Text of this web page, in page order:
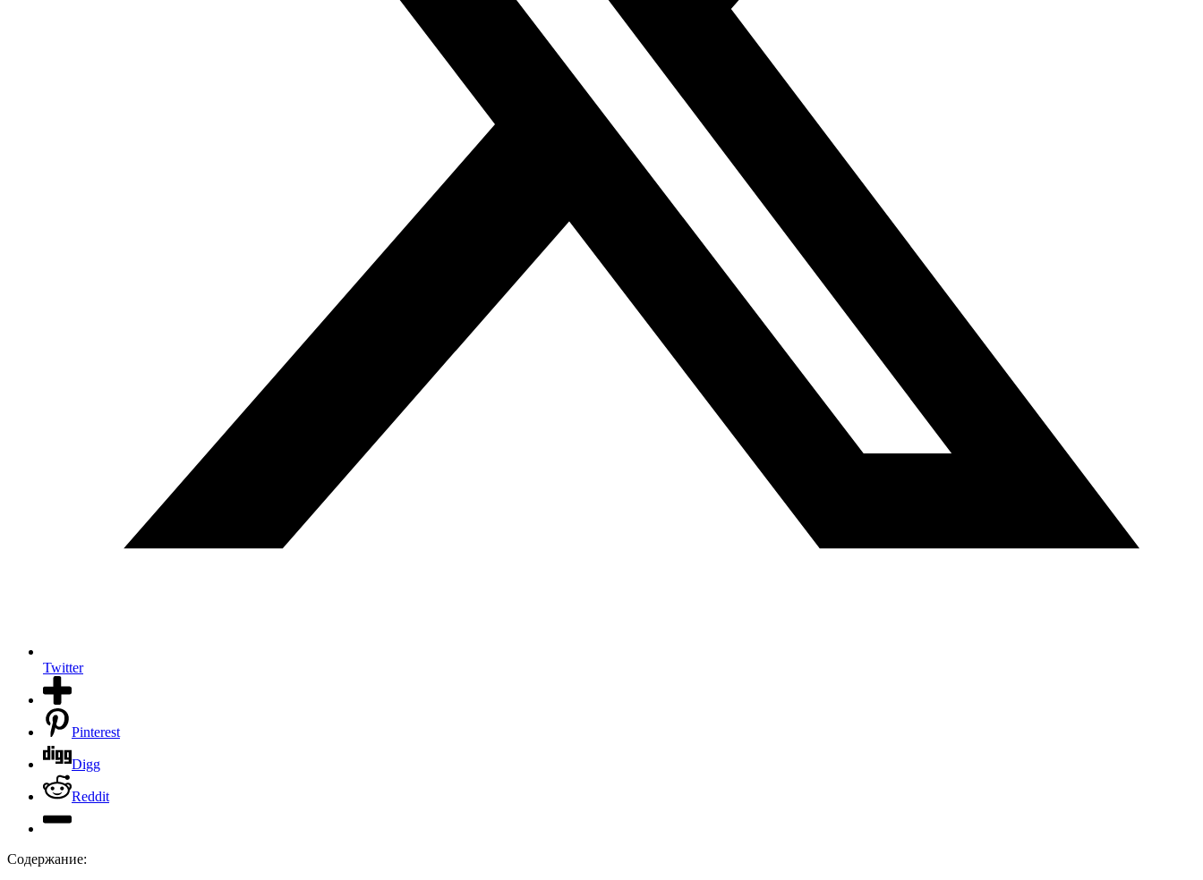
Twitter
Pinterest
Digg
Reddit
Содержание: